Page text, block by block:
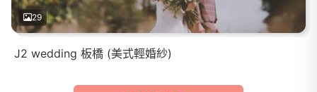
29
J2 wedding 板橋 (美式輕婚紗)